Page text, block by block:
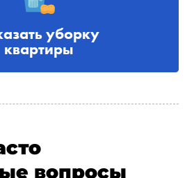
уборку
квартиры
вопросы